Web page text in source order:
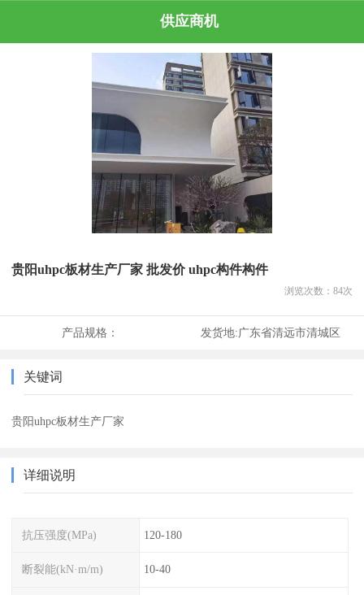
供应商机
贵阳uhpc板材生产厂家 批发价 uhpc构件构件
浏览次数： 84次
产品规格： 发货地:广东省清远市清城区
关键词
贵阳uhpc板材生产厂家
详细说明
抗压强度(MPa) 120-180
断裂能(kN·m/m) 10-40